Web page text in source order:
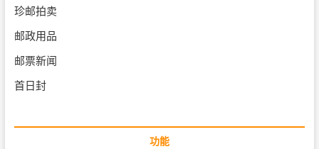
珍邮拍卖
邮政用品
邮票新闻
首日封
功能